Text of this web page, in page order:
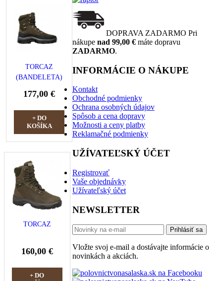
TORCAZ
(BANDELETA)
177,00 €
+ DO
KOŠÍKA
TORCAZ
160,00 €
+ DO
DOPRAVA ZADARMO Pri
nákupe nad 99,00 €máte dopravu
ZADARMO.
INFORMÁCIE O NÁKUPE
Kontakt
Obchodné podmienky
Ochrana osobných údajov
Spôsob a cena dopravy
Možnosti a ceny platby
Reklamačné podmienky
UŽÍVATEĽSKÝ ÚČET
Registrovať
Vaše objednávky
Užívateľský účet
NEWSLETTER
Prihlásiť sa
Vložte svoj e-mail a dostávajte informácie o
novinkách a akciách.